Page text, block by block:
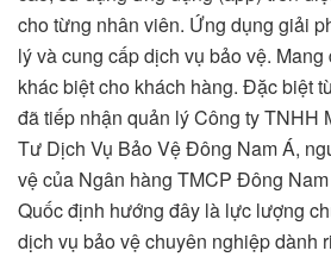
cho từng nhân viên. Ứng dụng giải
lý và cung cấp dịch vụ bảo vệ.
khác biệt cho khách hàng. Đặc biệt
đã tiếp nhận quản lý Công ty TNHH
Tư Dịch Vụ Bảo Vệ Đông Nam Á,
vệ của Ngân hàng TMCP Đông
Quốc định hướng đây là lực lượng
dịch vụ bảo vệ chuyên nghiệp dành